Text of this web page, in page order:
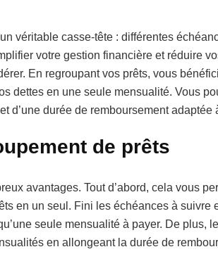
véritable casse-tête : différentes
votre gestion financière et réduire
En regroupant vos prêts, vous
dettes en une seule mensualité. Vous
d’une durée de remboursement adaptée
de prêts
avantages. Tout d’abord, cela vous
en un seul. Fini les échéances à suivre
seule mensualité à payer. De plus,
en allongeant la durée de